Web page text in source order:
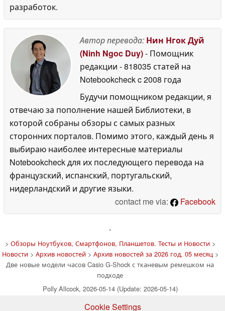
разработок.
Автор перевода: Нин Нгок Дуй
(Ninh Ngoc Duy)- Помощник
редакции - 818035 статей на
Notebookcheckc 2008 года
Будучи помощником редакции, я
отвечаю за пополнение нашей Библиотеки, в
которой собраны обзоры с самых разных
сторонних порталов. Помимо этого, каждый день я
выбираю наиболее интересные материалы
Notebookcheck для их последующего перевода на
французский, испанский, португальский,
нидерландский и другие языки.
contact me via:
Facebook
'
> Обзоры Ноутбуков, Смартфонов, Планшетов. Тесты и Новости>
Новости> Архив новостей> Архив новостей за 2026 год, 05 месяц>
Две новые модели часов Casio G-Shock с тканевым ремешком на
подходе
Polly Allcock, 2026-05-14 (Update: 2026-05-14)
Cookie Settings